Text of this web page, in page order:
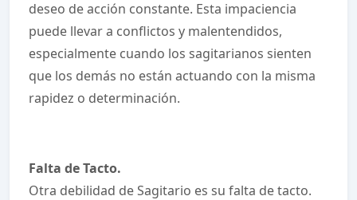
deseo de acción constante. Esta impaciencia
puede llevar a conflictos y malentendidos,
especialmente cuando los sagitarianos sienten
que los demás no están actuando con la misma
rapidez o determinación.
Falta de Tacto.
Otra debilidad de Sagitario es su falta de tacto.